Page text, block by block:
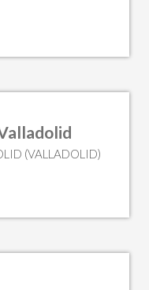
(VALLADOLID)